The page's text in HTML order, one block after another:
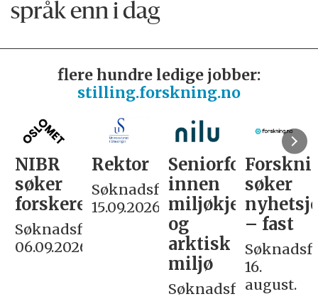
språk enn i dag
flere hundre ledige jobber:
stilling.forskning.no
Rektor
Søknadsfrist:
15.09.2026
Seniorforsker
innen
miljøkjemi
Søknadsfrist:
Forskning.no
søker
nyhetsjournalist
– fast
Søknadsfrist:
16.
august.
PhD
in
and
Deadline: